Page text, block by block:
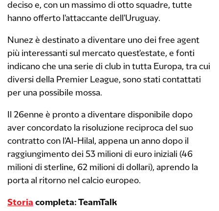
deciso e, con un massimo di otto squadre, tutte
hanno offerto l'attaccante dell'Uruguay.
Nunez è destinato a diventare uno dei free agent
più interessanti sul mercato quest'estate, e fonti
indicano che una serie di club in tutta Europa, tra cui
diversi della Premier League, sono stati contattati
per una possibile mossa.
Il 26enne è pronto a diventare disponibile dopo
aver concordato la risoluzione reciproca del suo
contratto con l'Al-Hilal, appena un anno dopo il
raggiungimento dei 53 milioni di euro iniziali (46
milioni di sterline, 62 milioni di dollari), aprendo la
porta al ritorno nel calcio europeo.
Storia completa: TeamTalk